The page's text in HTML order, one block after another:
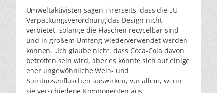
Umweltaktivisten sagen ihrerseits, dass die EU-
Verpackungsverordnung das Design nicht
verbietet, solange die Flaschen recycelbar sind
und in großem Umfang wiederverwendet werden
können. „Ich glaube nicht, dass Coca-Cola davon
betroffen sein wird, aber es könnte sich auf einige
eher ungewöhnliche Wein- und
Spirituosenflaschen auswirken, vor allem, wenn
sie verschiedene Komponenten aus